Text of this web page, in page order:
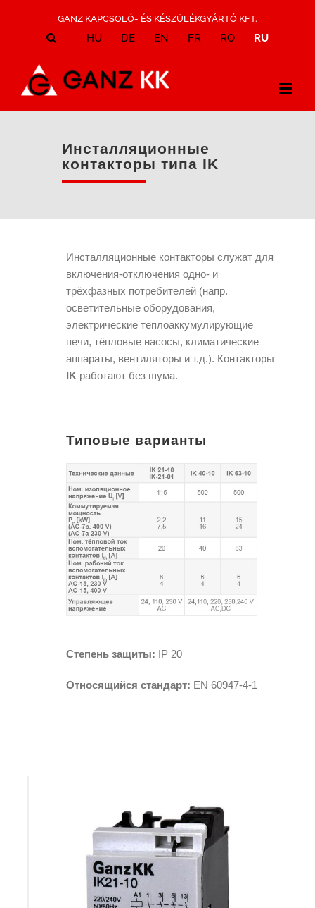
GANZ KAPCSOLÓ- ÉS KÉSZÜLÉKGYÁRTÓ KFT.
HU DE EN FR RO RU
Инсталляционные
контакторы типа IK
Инсталляционные контакторы служат для
включения-отключения одно- и
трёхфазных потребителей (напр.
осветительные оборудования,
электрические теплоаккумулирующие
печи, тёпловые насосы, климатические
аппараты, вентиляторы и т.д.). Контакторы
IK работают без шума.
Типовые варианты
Степень защиты: IP 20
Относящийся стандарт: EN 60947-4-1